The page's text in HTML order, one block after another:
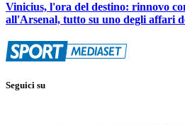
Vinicius, l'ora del destino: rinnovo
all'Arsenal, tutto su uno degli affari
Seguici su